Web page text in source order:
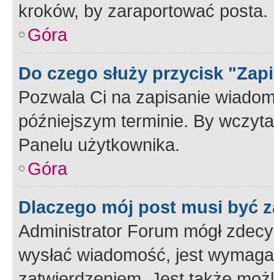
kroków, by zaraportować posta.
Góra
Do czego służy przycisk
Pozwala Ci na zapisanie
późniejszym terminie. By
Panelu użytkownika.
Góra
Dlaczego mój post musi być
Administrator Forum mógł
wysłać wiadomość, jest